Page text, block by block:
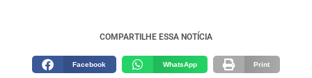
COMPARTILHE ESSA NOTÍCIA
Facebook WhatsApp Print